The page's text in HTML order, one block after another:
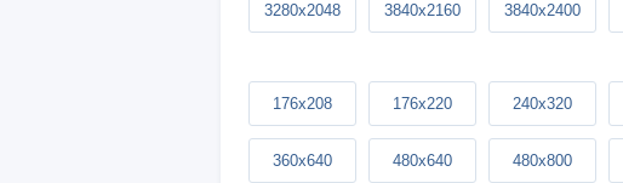
3280x2048 3840x2160 3840x2400
176x208 176x220 240x320
360x640 480x640 480x800